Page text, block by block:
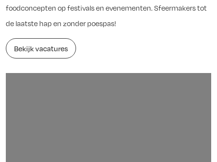
foodconcepten op festivals en evenementen. Sfeermakers tot
de laatste hap en zonder poespas!
Bekijk vacatures